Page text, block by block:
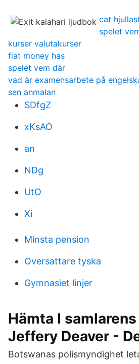
cat
spelet
kurser valutakurser
fiat money has
spelet vem där
vad är examensarbete på
sen anmalan
SDfgZ
xKsAO
an
NDg
UtO
Xi
Minsta pension
Oversattare tyska
Gymnasiet linjer
Hämta I
Jeffery Deaver -
Botswanas polismyndighet